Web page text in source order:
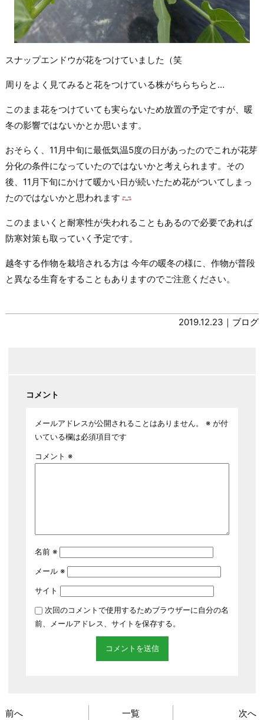
スナップエンドウが花をつけていました（笑
周りをよく見てみると花をつけている株がちらちらと…
このまま花をつけていても実らないため放置の予定ですが、暖
冬の影響ではないかとか思います。
おそらく、11月中旬に最低気温5度の日があったのでこれが花芽
分化の条件になっていたのではないかと考えられます。その
後、11月下旬にかけて暖かい日が続いたため花がついてしまっ
たのではないかと思われます
このままいくと耐寒性が失われることもあるので必要であれば
防寒対策も取っていく予定です。
越冬する作物を栽培される方は 今年の暖冬の様に、作物が普段
と異なる生育をすることもありますのでご注意ください。
2019.12.23｜ ブログ
コメント
メールアドレスが公開されることはありません。 ※が付
いている欄は必須項目です
コメント ※
名前 ※
メール ※
サイト
次回のコメントで使用するためブラウザーに自分の名
前、メールアドレス、サイトを保存する。
前へ 一覧 次へ